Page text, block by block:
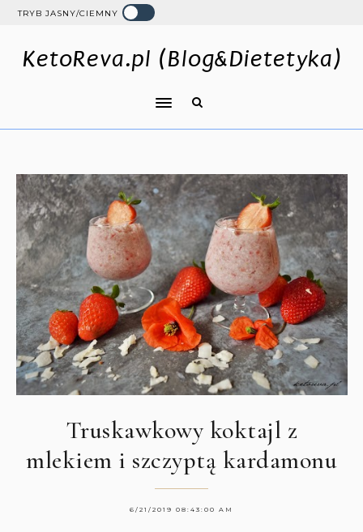
TRYB JASNY/CIEMNY
KetoReva.pl (Blog&Dietetyka)
Truskawkowy koktajl z
mlekiem i szczyptą kardamonu
6/21/2019 08:43:00 AM